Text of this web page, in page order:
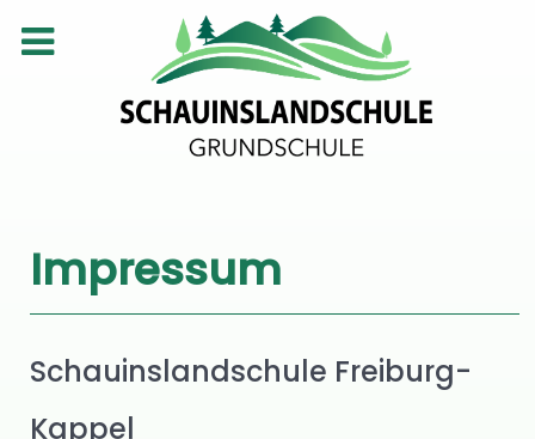
Impressum
Schauinslandschule Freiburg-
Kappel